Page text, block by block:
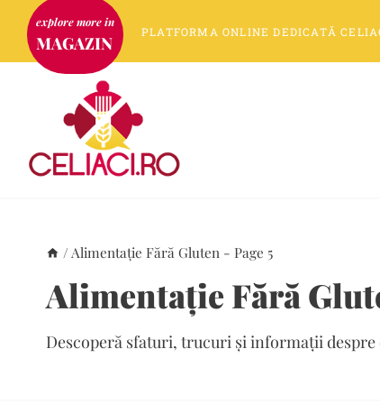
Skip
content
MAGAZIN
PLATFORMA ONLINEDEDICATĂ
/ Alimentație Fără Gluten - Page 5
Alimentație Fără
Descoperă sfaturi, trucuri și informații